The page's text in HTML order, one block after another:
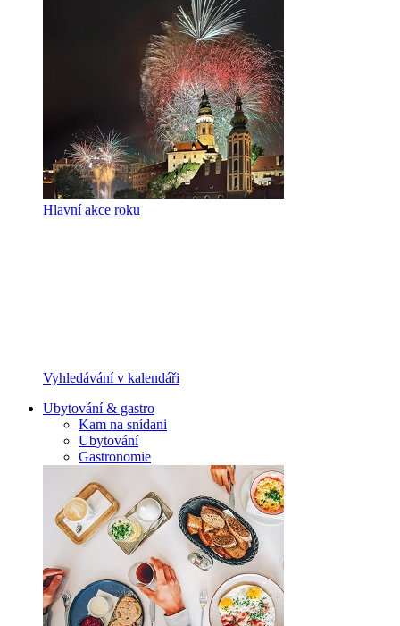
Hlavní akce roku
Vyhledávání v kalendáři
Ubytování & gastro
Kam na snídani
Ubytování
Gastronomie